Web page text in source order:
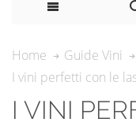
Home Guide Vini
I vini perfetti con le
I VINI